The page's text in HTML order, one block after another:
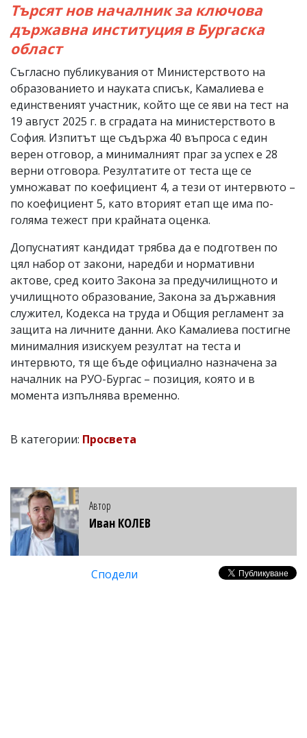
Търсят нов началник за ключова
държавна институция в Бургаска
област
Съгласно публикувания от Министерството на
образованието и науката списък, Камалиева е
единственият участник, който ще се яви на тест на
19 август 2025 г. в сградата на министерството в
София. Изпитът ще съдържа 40 въпроса с един
верен отговор, а минималният праг за успех е 28
верни отговора. Резултатите от теста ще се
умножават по коефициент 4, а тези от интервюто –
по коефициент 5, като вторият етап ще има по-
голяма тежест при крайната оценка.
Допуснатият кандидат трябва да е подготвен по
цял набор от закони, наредби и нормативни
актове, сред които Закона за предучилищното и
училищното образование, Закона за държавния
служител, Кодекса на труда и Общия регламент за
защита на личните данни. Ако Камалиева постигне
минималния изискуем резултат на теста и
интервюто, тя ще бъде официално назначена за
началник на РУО-Бургас – позиция, която и в
момента изпълнява временно.
В категории: Просвета
Автор
Иван КОЛЕВ
Сподели